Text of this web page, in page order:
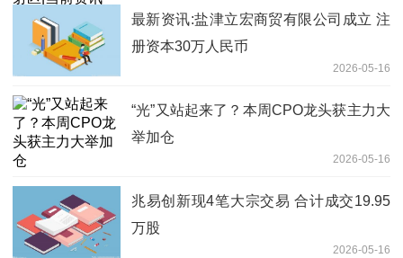
最新资讯:盐津立宏商贸有限公司成立 注
册资本30万人民币
2026-05-16
“光”又站起来了？本周CPO龙头获主力大
举加仓
2026-05-16
兆易创新现4笔大宗交易 合计成交19.95
万股
2026-05-16